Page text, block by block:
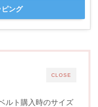
ング
CLOSE
ルト購入時のサイズ